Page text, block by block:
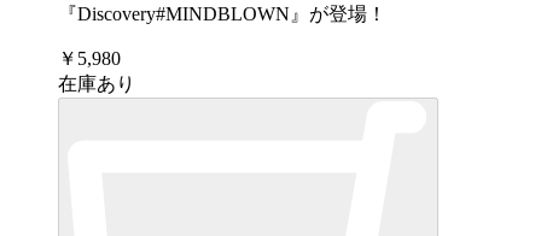
『Discovery#MINDBLOWN』が登場！
￥5,980
在庫あり